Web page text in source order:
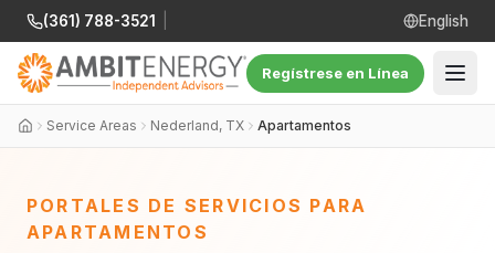
(361) 788-3521 English
Regístrese en Línea
Service Areas Nederland, TX Apartamentos
PORTALES DE SERVICIOS PARA
APARTAMENTOS